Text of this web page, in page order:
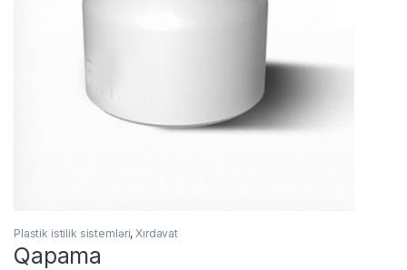
Plastik istilik sistemləri, Xırdavat
Qapama